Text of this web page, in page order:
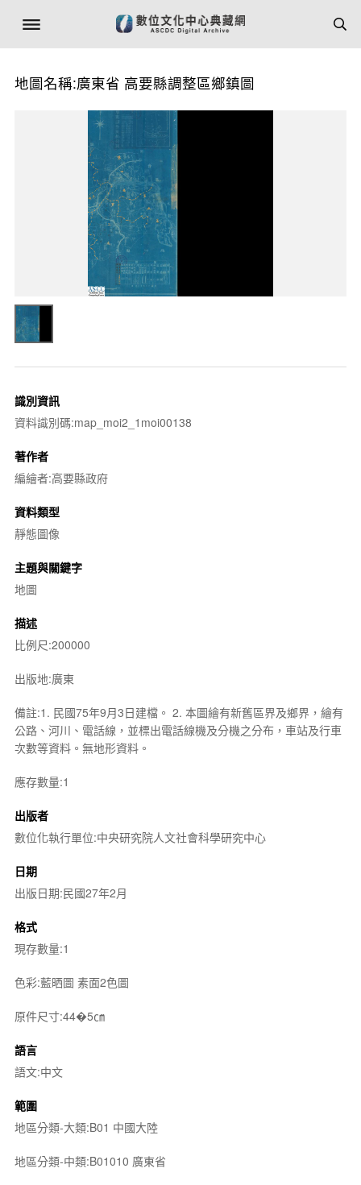
地圖名稱:廣東省 高要縣調整區鄉鎮圖
識別資訊
資料識別碼:map_moi2_1moi00138
著作者
編繪者:高要縣政府
資料類型
靜態圖像
主題與關鍵字
地圖
描述
比例尺:200000
出版地:廣東
備註:1. 民國75年9月3日建檔。 2. 本圖繪有新舊區界及鄉界，繪有
公路、河川、電話線，並標出電話線機及分機之分布，車站及行車
次數等資料。無地形資料。
應存數量:1
出版者
數位化執行單位:中央研究院人文社會科學研究中心
日期
出版日期:民國27年2月
格式
現存數量:1
色彩:藍晒圖 素面2色圖
原件尺寸:44�5㎝
語言
語文:中文
範圍
地區分類-大類:B01 中國大陸
地區分類-中類:B01010 廣東省